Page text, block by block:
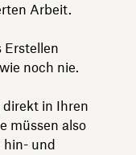
Arbeit.
Erstellen
noch nie.
in Ihren
müssen also
und